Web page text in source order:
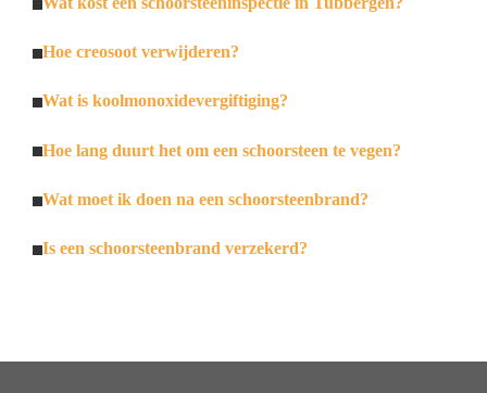
Hoe creosoot verwijderen?
Wat is koolmonoxidevergiftiging?
Hoe lang duurt het om een schoorsteen te vegen?
Wat moet ik doen na een schoorsteenbrand?
Is een schoorsteenbrand verzekerd?